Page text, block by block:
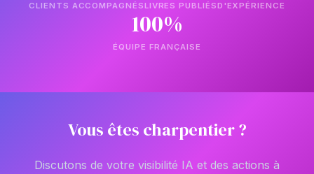
CLIENTS ACCOMPAGNÉSLIVRES PUBLIÉSD'EXPÉRIENCE
100%
ÉQUIPE FRANÇAISE
Vous êtes charpentier ?
Discutons de votre visibilité IA et des actions à